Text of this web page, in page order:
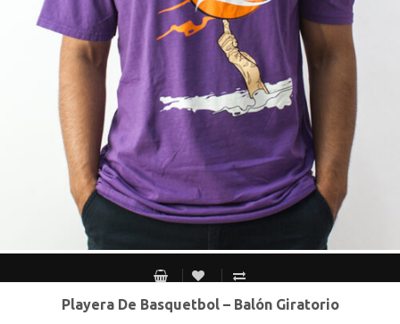
S MEX / XS USA M MEX / S USA G MEX / M USA XG MEX / G USA
Playera De Basquetbol – Balón Giratorio